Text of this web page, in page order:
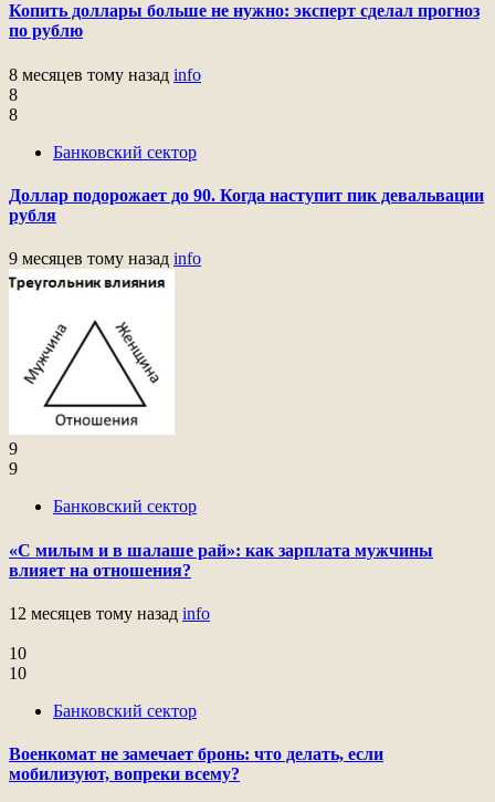
Копить доллары больше не нужно: эксперт сделал прогноз
по рублю
8 месяцев тому назад info
8
8
Банковский сектор
Доллар подорожает до 90. Когда наступит пик девальвации
рубля
9 месяцев тому назад info
9
9
Банковский сектор
«С милым и в шалаше рай»: как зарплата мужчины
влияет на отношения?
12 месяцев тому назад info
10
10
Банковский сектор
Военкомат не замечает бронь: что делать, если
мобилизуют, вопреки всему?